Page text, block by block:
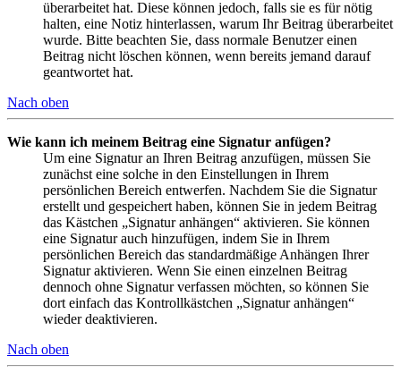
überarbeitet hat. Diese können jedoch, falls sie es für nötig
halten, eine Notiz hinterlassen, warum Ihr Beitrag überarbeitet
wurde. Bitte beachten Sie, dass normale Benutzer einen
Beitrag nicht löschen können, wenn bereits jemand darauf
geantwortet hat.
Nach oben
Wie kann ich meinem Beitrag eine Signatur anfügen?
Um eine Signatur an Ihren Beitrag anzufügen, müssen Sie
zunächst eine solche in den Einstellungen in Ihrem
persönlichen Bereich entwerfen. Nachdem Sie die Signatur
erstellt und gespeichert haben, können Sie in jedem Beitrag
das Kästchen „Signatur anhängen“ aktivieren. Sie können
eine Signatur auch hinzufügen, indem Sie in Ihrem
persönlichen Bereich das standardmäßige Anhängen Ihrer
Signatur aktivieren. Wenn Sie einen einzelnen Beitrag
dennoch ohne Signatur verfassen möchten, so können Sie
dort einfach das Kontrollkästchen „Signatur anhängen“
wieder deaktivieren.
Nach oben